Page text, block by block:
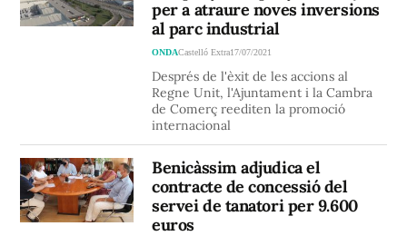
per a atraure noves inversions
al parc industrial
ONDACastelló Extra17/07/2021
Després de l'èxit de les accions al
Regne Unit, l'Ajuntament i la Cambra
de Comerç reediten la promoció
internacional
Benicàssim adjudica el
contracte de concessió del
servei de tanatori per 9.600
euros